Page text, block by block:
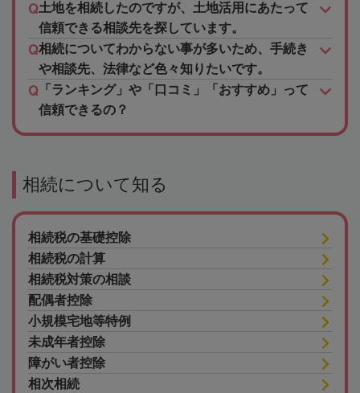
土地を相続したのですが、土地活用にあたって
信頼できる相談先を探しています。
相続についてわからない事が多いため、手続き
や相談先、法律など色々知りたいです。
「ランキング」や「口コミ」「おすすめ」って
信頼できるの？
相続について知る
相続税の基礎控除
相続税の計算
相続税対策の相談
配偶者控除
小規模宅地等特例
未成年者控除
障がい者控除
相次相続